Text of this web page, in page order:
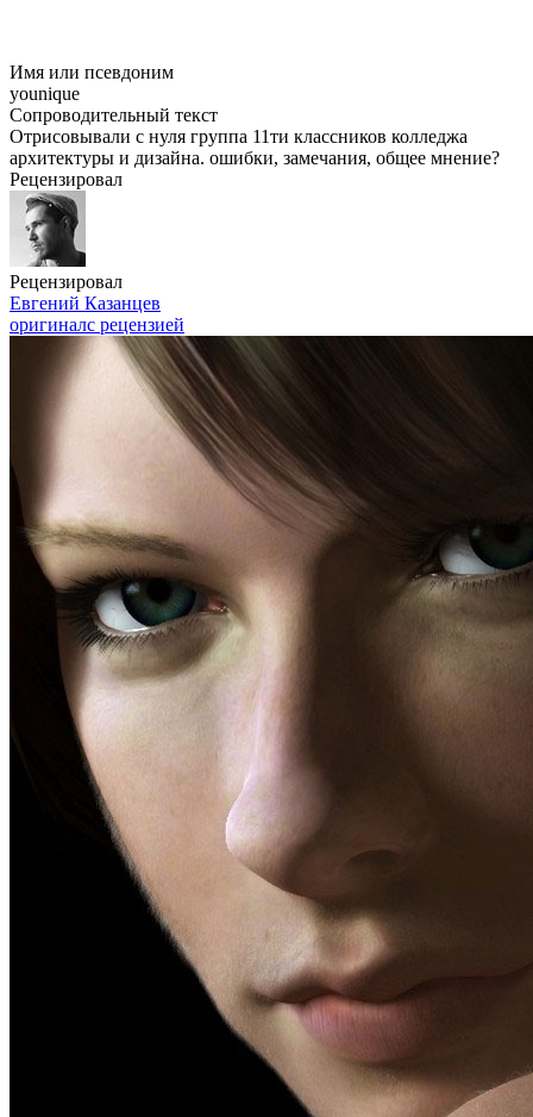
Имя или псевдоним
younique
Сопроводительный текст
Отрисовывали с нуля группа 11ти классников колледжа
архитектуры и дизайна. ошибки, замечания, общее мнение?
Рецензировал
Рецензировал
Евгений Казанцев
оригиналс рецензией